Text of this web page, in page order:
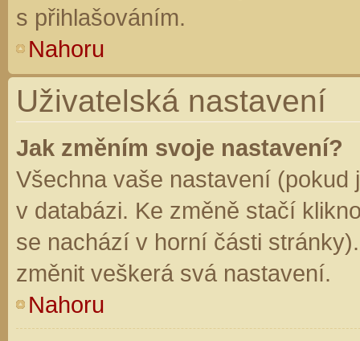
s přihlašováním.
Nahoru
Uživatelská nastavení
Jak změním svoje nastavení?
Všechna vaše nastavení (pokud
v databázi. Ke změně stačí
se nachází v horní části
změnit veškerá svá nastavení.
Nahoru